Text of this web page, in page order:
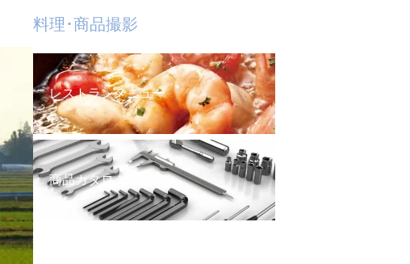
料理･商品撮影
レストランメニュー
商品カタログ